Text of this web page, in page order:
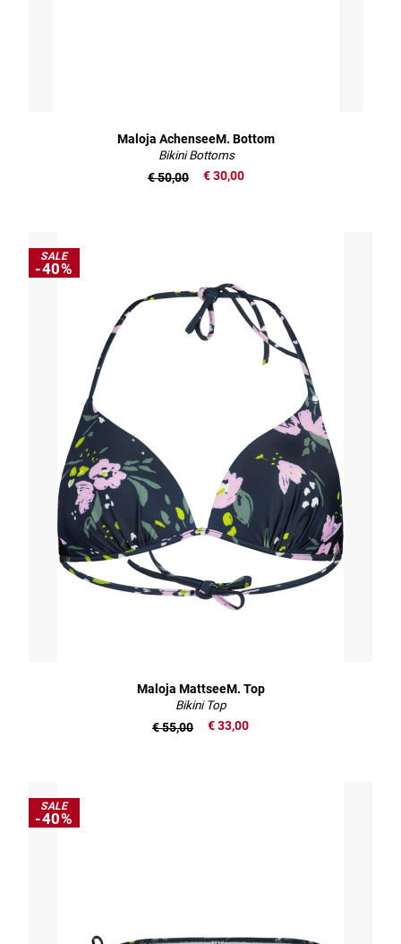
Maloja AchenseeM. Bottom
Bikini Bottoms
€ 30,00
€ 50,00
SALE
-40%
Maloja MattseeM. Top
Bikini Top
€ 33,00
€ 55,00
SALE
-40%